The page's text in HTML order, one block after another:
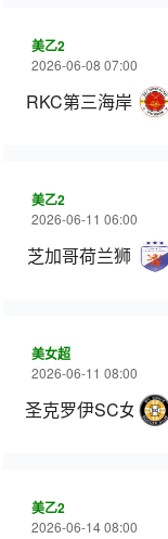
美乙2
2026-06-08 07:00
RKC第三海岸
美乙2
2026-06-11 06:00
芝加哥荷兰狮
美女超
2026-06-11 08:00
圣克罗伊SC女足
美乙2
2026-06-14 08:00